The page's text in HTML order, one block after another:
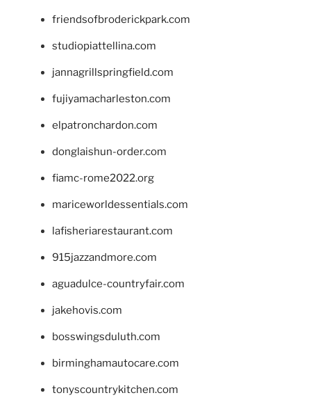
friendsofbroderickpark.com
studiopiattellina.com
jannagrillspringfield.com
fujiyamacharleston.com
elpatronchardon.com
donglaishun-order.com
fiamc-rome2022.org
mariceworldessentials.com
lafisheriarestaurant.com
915jazzandmore.com
aguadulce-countryfair.com
jakehovis.com
bosswingsduluth.com
birminghamautocare.com
tonyscountrykitchen.com